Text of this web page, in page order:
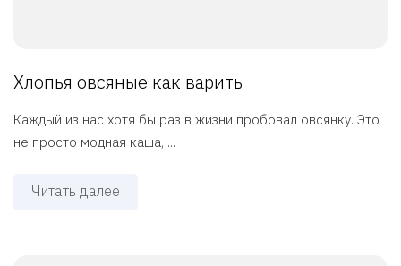
Хлопья овсяные как варить
Каждый из нас хотя бы раз в жизни пробовал овсянку. Это
не просто модная каша, ...
Читать далее